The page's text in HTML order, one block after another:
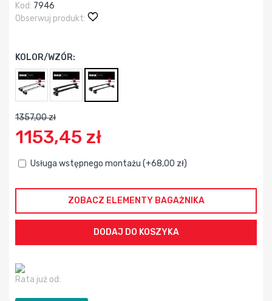
Kod: 7946
Obserwuj produkt:
KOLOR/WZÓR:
1357,00 zł
1153,45 zł
Usługa wstępnego montażu (+68,00 zł)
ZOBACZ ELEMENTY BAGAŻNIKA
Rata już od: